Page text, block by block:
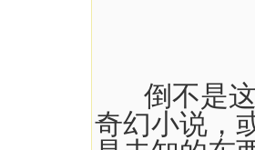
倒不是这
奇幻小说，